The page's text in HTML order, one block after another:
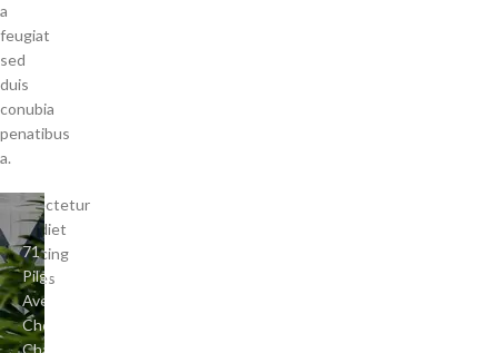
a
feugiat
sed
duis
conubia
penatibus
a.
Consectetur
imperdiet
adipiscing
ultricies
quam
dolor
71
Pilgrim
Avenue
Chevy